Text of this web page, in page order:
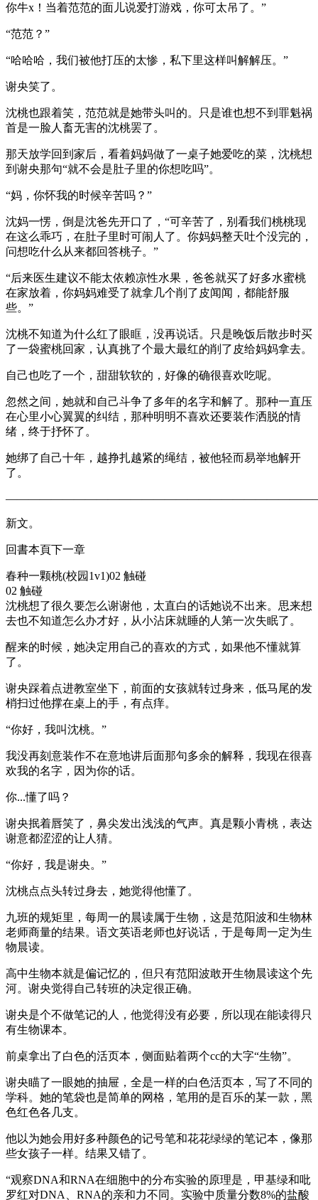
你牛x！当着范范的面儿说爱打游戏，你可太吊了。”
“范范？”
“哈哈哈，我们被他打压的太惨，私下里这样叫解解压。”
谢央笑了。
沈桃也跟着笑，范范就是她带头叫的。只是谁也想不到罪魁祸
首是一脸人畜无害的沈桃罢了。
那天放学回到家后，看着妈妈做了一桌子她爱吃的菜，沈桃想
到谢央那句“就不会是肚子里的你想吃吗”。
“妈，你怀我的时候辛苦吗？”
沈妈一愣，倒是沈爸先开口了，“可辛苦了，别看我们桃桃现
在这么乖巧，在肚子里时可闹人了。你妈妈整天吐个没完的，
问想吃什么从来都回答桃子。”
“后来医生建议不能太依赖凉性水果，爸爸就买了好多水蜜桃
在家放着，你妈妈难受了就拿几个削了皮闻闻，都能舒服
些。”
沈桃不知道为什么红了眼眶，没再说话。只是晚饭后散步时买
了一袋蜜桃回家，认真挑了个最大最红的削了皮给妈妈拿去。
自己也吃了一个，甜甜软软的，好像的确很喜欢吃呢。
忽然之间，她就和自己斗争了多年的名字和解了。那种一直压
在心里小心翼翼的纠结，那种明明不喜欢还要装作洒脱的情
绪，终于抒怀了。
她绑了自己十年，越挣扎越紧的绳结，被他轻而易举地解开
了。
新文。
回書本頁下一章
春种一颗桃(校园1v1)02 触碰
02 触碰
沈桃想了很久要怎么谢谢他，太直白的话她说不出来。思来想
去也不知道怎么办才好，从小沾床就睡的人第一次失眠了。
醒来的时候，她决定用自己的喜欢的方式，如果他不懂就算
了。
谢央踩着点进教室坐下，前面的女孩就转过身来，低马尾的发
梢扫过他撑在桌上的手，有点痒。
“你好，我叫沈桃。”
我没再刻意装作不在意地讲后面那句多余的解释，我现在很喜
欢我的名字，因为你的话。
你...懂了吗？
谢央抿着唇笑了，鼻尖发出浅浅的气声。真是颗小青桃，表达
谢意都涩涩的让人猜。
“你好，我是谢央。”
沈桃点点头转过身去，她觉得他懂了。
九班的规矩里，每周一的晨读属于生物，这是范阳波和生物林
老师商量的结果。语文英语老师也好说话，于是每周一定为生
物晨读。
高中生物本就是偏记忆的，但只有范阳波敢开生物晨读这个先
河。谢央觉得自己转班的决定很正确。
谢央是个不做笔记的人，他觉得没有必要，所以现在能读得只
有生物课本。
前桌拿出了白色的活页本，侧面贴着两个cc的大字“生物”。
谢央瞄了一眼她的抽屉，全是一样的白色活页本，写了不同的
学科。她的笔袋也是简单的网格，笔用的是百乐的某一款，黑
色红色各几支。
他以为她会用好多种颜色的记号笔和花花绿绿的笔记本，像那
些女孩子一样。结果又错了。
“观察DNA和RNA在细胞中的分布实验的原理是，甲基绿和吡
罗红对DNA、RNA的亲和力不同。实验中质量分数8%的盐酸